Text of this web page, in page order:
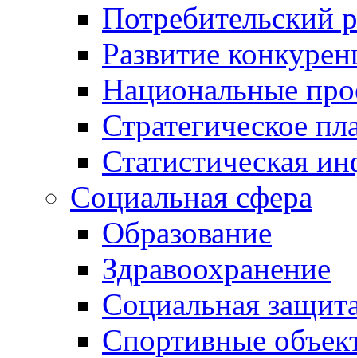
Потребительский
Развитие
Национальные
Стратегическое
Статистическая
Социальная сфера
Образование
Здравоохранение
Социальная
Спортивные